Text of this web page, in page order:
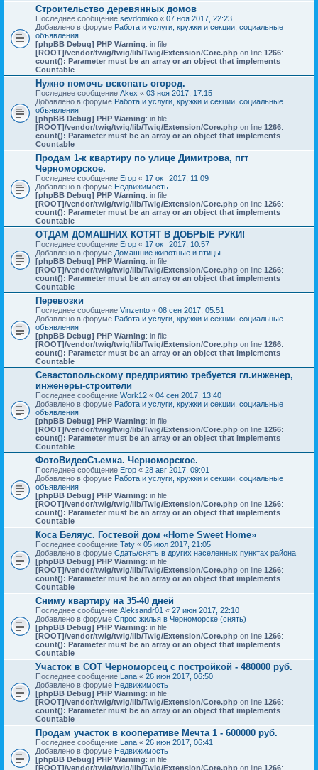
Строительство деревянных домов
Последнее сообщение sevdomiko « 07 ноя 2017, 22:23
Добавлено в форуме Работа и услуги, кружки и секции, социальные
объявления
[phpBB Debug] PHP Warning: in file
[ROOT]/vendor/twig/twig/lib/Twig/Extension/Core.php on line 1266:
count(): Parameter must be an array or an object that implements
Countable
Нужно помочь вскопать огород.
Последнее сообщение Akex « 03 ноя 2017, 17:15
Добавлено в форуме Работа и услуги, кружки и секции, социальные
объявления
[phpBB Debug] PHP Warning: in file
[ROOT]/vendor/twig/twig/lib/Twig/Extension/Core.php on line 1266:
count(): Parameter must be an array or an object that implements
Countable
Продам 1-к квартиру по улице Димитрова, пгт
Черноморское.
Последнее сообщение Егор « 17 окт 2017, 11:09
Добавлено в форуме Недвижимость
[phpBB Debug] PHP Warning: in file
[ROOT]/vendor/twig/twig/lib/Twig/Extension/Core.php on line 1266:
count(): Parameter must be an array or an object that implements
Countable
ОТДАМ ДОМАШНИХ КОТЯТ В ДОБРЫЕ РУКИ!
Последнее сообщение Егор « 17 окт 2017, 10:57
Добавлено в форуме Домашние животные и птицы
[phpBB Debug] PHP Warning: in file
[ROOT]/vendor/twig/twig/lib/Twig/Extension/Core.php on line 1266:
count(): Parameter must be an array or an object that implements
Countable
Перевозки
Последнее сообщение Vinzento « 08 сен 2017, 05:51
Добавлено в форуме Работа и услуги, кружки и секции, социальные
объявления
[phpBB Debug] PHP Warning: in file
[ROOT]/vendor/twig/twig/lib/Twig/Extension/Core.php on line 1266:
count(): Parameter must be an array or an object that implements
Countable
Севастопольскому предприятию требуется гл.инженер,
инженеры-строители
Последнее сообщение Work12 « 04 сен 2017, 13:40
Добавлено в форуме Работа и услуги, кружки и секции, социальные
объявления
[phpBB Debug] PHP Warning: in file
[ROOT]/vendor/twig/twig/lib/Twig/Extension/Core.php on line 1266:
count(): Parameter must be an array or an object that implements
Countable
ФотоВидеоСъемка. Черноморское.
Последнее сообщение Егор « 28 авг 2017, 09:01
Добавлено в форуме Работа и услуги, кружки и секции, социальные
объявления
[phpBB Debug] PHP Warning: in file
[ROOT]/vendor/twig/twig/lib/Twig/Extension/Core.php on line 1266:
count(): Parameter must be an array or an object that implements
Countable
Коса Беляус. Гостевой дом «Home Sweet Home»
Последнее сообщение Taty « 05 июл 2017, 21:05
Добавлено в форуме Сдать/снять в других населенных пунктах района
[phpBB Debug] PHP Warning: in file
[ROOT]/vendor/twig/twig/lib/Twig/Extension/Core.php on line 1266:
count(): Parameter must be an array or an object that implements
Countable
Сниму квартиру на 35-40 дней
Последнее сообщение Aleksandr01 « 27 июн 2017, 22:10
Добавлено в форуме Спрос жилья в Черноморске (снять)
[phpBB Debug] PHP Warning: in file
[ROOT]/vendor/twig/twig/lib/Twig/Extension/Core.php on line 1266:
count(): Parameter must be an array or an object that implements
Countable
Участок в СОТ Черноморсец с постройкой - 480000 руб.
Последнее сообщение Lana « 26 июн 2017, 06:50
Добавлено в форуме Недвижимость
[phpBB Debug] PHP Warning: in file
[ROOT]/vendor/twig/twig/lib/Twig/Extension/Core.php on line 1266:
count(): Parameter must be an array or an object that implements
Countable
Продам участок в кооперативе Мечта 1 - 600000 руб.
Последнее сообщение Lana « 26 июн 2017, 06:41
Добавлено в форуме Недвижимость
[phpBB Debug] PHP Warning: in file
[ROOT]/vendor/twig/twig/lib/Twig/Extension/Core.php on line 1266: